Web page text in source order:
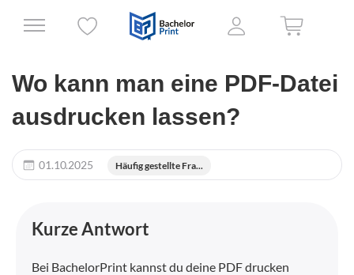
Wo kann man eine PDF-Datei
ausdrucken lassen?
01.10.2025 Häufig gestellte Fra...
Kurze Antwort
Bei BachelorPrint kannst du deine PDF drucken